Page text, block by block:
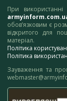
При
обов’язковим є
відкритого для
матеріал.
Політика
Політика
Зауваження та